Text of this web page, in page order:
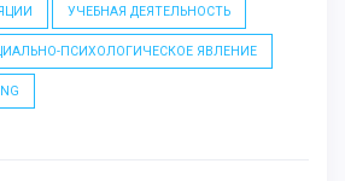
УЧЕБНАЯ ДЕЯТЕЛЬНОСТЬ
ПСИХОЛОГИЧЕСКОЕ ЯВЛЕНИЕ